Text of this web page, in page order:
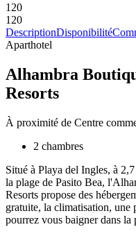
120
120
DescriptionDisponibilité
Aparthotel
Alhambra
Resorts
À proximité de Centre
2 chambres
Situé à Playa del Ingles, à
la plage de Pasito Bea,
Resorts propose des
gratuite, la climatisation, une
pourrez vous baigner dans la